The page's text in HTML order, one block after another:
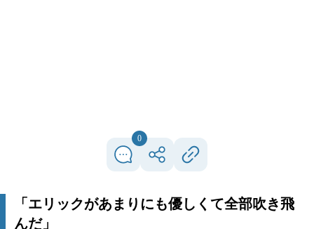
0
「エリックがあまりにも優しくて全部吹き飛
んだ」